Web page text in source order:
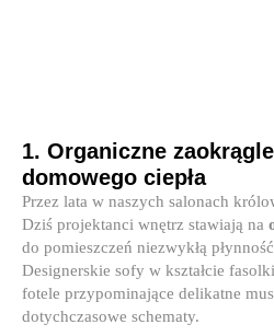
1. Organiczne
domowego ciepła
Przez lata w naszych salonach
Dziś projektanci wnętrz stawiają na
do pomieszczeń niezwykłą
Designerskie sofy w kształcie
fotele przypominające delikatne
dotychczasowe schematy.